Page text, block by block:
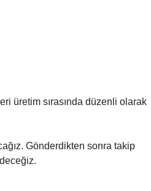
üretim sırasında düzenli olarak
Gönderdikten sonra takip